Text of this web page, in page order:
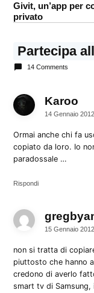
Givit, un’app per
privato
Partecipa
14 Comments
Karoo
14 Gennaio
Ormai anche chi fa
copiato da loro. Io
paradossale …
Rispondi
15 Gennaio
non si tratta di
piuttosto che hanno
credono di averlo
smart tv di Samsung,